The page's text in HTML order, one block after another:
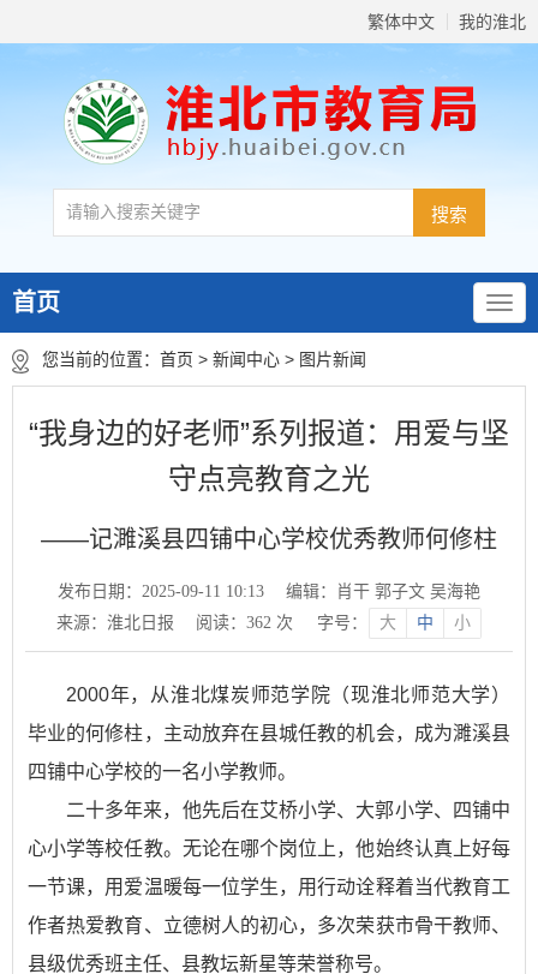
繁体中文 我的淮北
首页
您当前的位置： 首页 > 新闻中心 > 图片新闻
“我身边的好老师”系列报道：用爱与坚
守点亮教育之光
——记濉溪县四铺中心学校优秀教师何修柱
发布日期：2025-09-11 10:13
编辑：肖干 郭子文 吴海艳
来源：淮北日报
阅读： 362 次 字号： 大 中 小
2000年，从淮北煤炭师范学院（现淮北师范大学）
毕业的何修柱，主动放弃在县城任教的机会，成为濉溪县
四铺中心学校的一名小学教师。
二十多年来，他先后在艾桥小学、大郭小学、四铺中
心小学等校任教。无论在哪个岗位上，他始终认真上好每
一节课，用爱温暖每一位学生，用行动诠释着当代教育工
作者热爱教育、立德树人的初心，多次荣获市骨干教师、
县级优秀班主任、县教坛新星等荣誉称号。